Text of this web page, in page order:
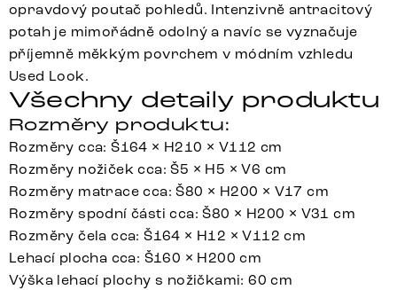
opravdový poutač pohledů. Intenzivně antracitový
potah je mimořádně odolný a navíc se vyznačuje
příjemně měkkým povrchem v módním vzhledu
Used Look.
Všechny detaily produktu
Rozměry produktu:
Rozměry cca: Š164 × H210 × V112 cm
Rozměry nožiček cca: Š5 × H5 × V6 cm
Rozměry matrace cca: Š80 × H200 × V17 cm
Rozměry spodní části cca: Š80 × H200 × V31 cm
Rozměry čela cca: Š164 × H12 × V112 cm
Lehací plocha cca: Š160 × H200 cm
Výška lehací plochy s nožičkami: 60 cm